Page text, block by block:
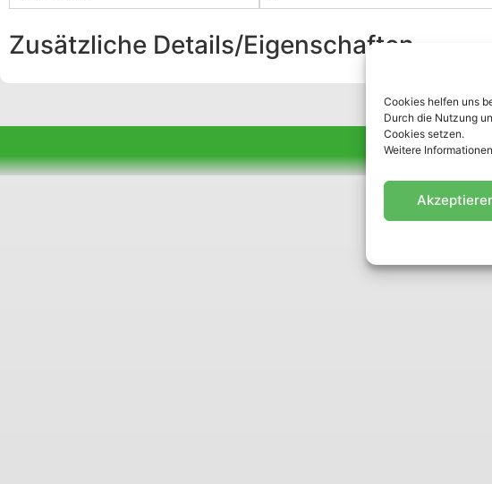
Cookies helfen uns
Durch die Nutzung
Cookies setzen.
Weitere
Zusätzliche Details/Eigenschaften